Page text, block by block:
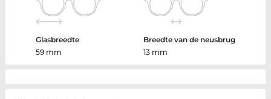
Glasbreedte
59 mm
Breedte van de neusbrug
13 mm